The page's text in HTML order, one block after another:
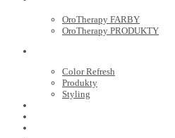
OroTherapy FARBY
OroTherapy PRODUKTY
Color Refresh
Produkty
Styling